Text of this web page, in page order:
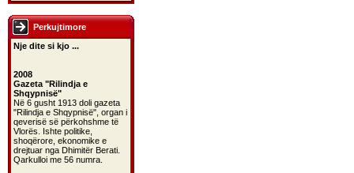
Perkujtimore
Nje dite si kjo ...
2008
Gazeta "Rilindja e
Shqypnisë"
Në 6 gusht 1913 doli gazeta
"Rilindja e Shqypnisë", organ i
qeverisë së përkohshme të
Vlorës. Ishte politike,
shoqërore, ekonomike e
drejtuar nga Dhimitër Berati.
Qarkulloi me 56 numra.